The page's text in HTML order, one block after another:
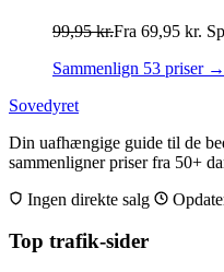
99,95kr.Fra 69,95 kr.
Sammenlign 53 priser →
Sovedyret
Din uafhængige guide til de
sammenligner priser fra 50+
Ingen direkte salg
Top trafik-sider